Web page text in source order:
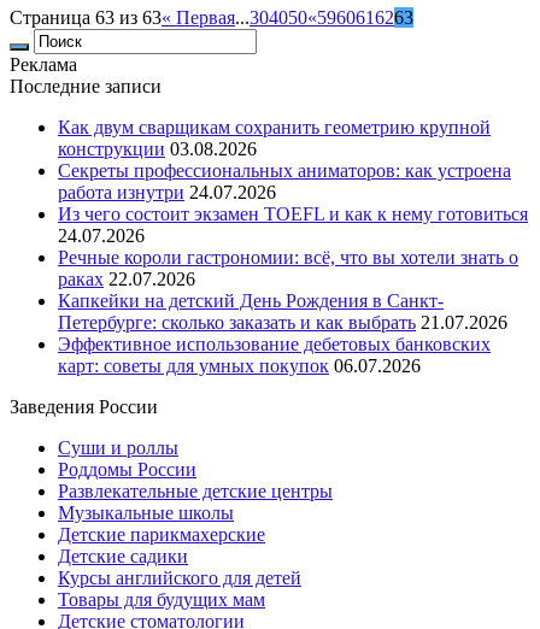
Страница 63 из 63« Первая...304050«5960616263
Реклама
Последние записи
Как двум сварщикам сохранить геометрию крупной
конструкции 03.08.2026
Секреты профессиональных аниматоров: как устроена
работа изнутри 24.07.2026
Из чего состоит экзамен TOEFL и как к нему готовиться
24.07.2026
Речные короли гастрономии: всё, что вы хотели знать о
раках 22.07.2026
Капкейки на детский День Рождения в Санкт-
Петербурге: сколько заказать и как выбрать 21.07.2026
Эффективное использование дебетовых банковских
карт: советы для умных покупок 06.07.2026
Заведения России
Суши и роллы
Роддомы России
Развлекательные детские центры
Музыкальные школы
Детские парикмахерские
Детские садики
Курсы английского для детей
Товары для будущих мам
Детские стоматологии